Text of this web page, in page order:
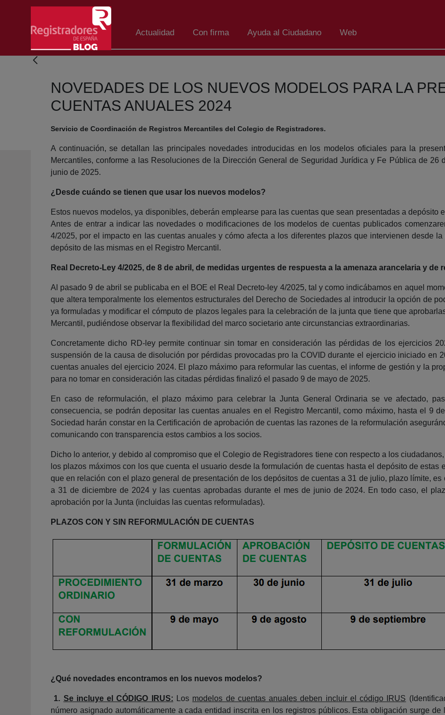
Eduki nagusira joan
Actualidad Con firma Ayuda al Ciudadano Web
NOVEDADES DE LOS NUEVOS MODELOS PARA LA
CUENTAS ANUALES 2024
Servicio de Coordinación de Registros Mercantiles del Colegio de Registradores.
A continuación, se detallan las principales novedades introducidas en los modelos oficiales para la
Mercantiles, conforme a las Resoluciones de la Dirección General de Seguridad Jurídica y Fe Pública de 26
junio de 2025.
¿Desde cuándo se tienen que usar los nuevos modelos?
Estos nuevos modelos, ya disponibles, deberán emplearse para las cuentas que sean presentadas a depósito
Antes de entrar a indicar las novedades o modificaciones de los modelos de cuentas publicados
4/2025, por el impacto en las cuentas anuales y cómo afecta a los diferentes plazos que intervienen desde
depósito de las mismas en el Registro Mercantil.
Real Decreto-Ley 4/2025, de 8 de abril, de medidas urgentes de respuesta a la amenaza arancelaria y de
Al pasado 9 de abril se publicaba en el BOE el Real Decreto-ley 4/2025, tal y como indicábamos en aquel
que altera temporalmente los elementos estructurales del Derecho de Sociedades al introducir la opción de
ya formuladas y modificar el cómputo de plazos legales para la celebración de la junta que tiene que
Mercantil, pudiéndose observar la flexibilidad del marco societario ante circunstancias extraordinarias.
Concretamente dicho RD-ley permite continuar sin tomar en consideración las pérdidas de los ejercicios
suspensión de la causa de disolución por pérdidas provocadas pro la COVID durante el ejercicio iniciado en
cuentas anuales del ejercicio 2024. El plazo máximo para reformular las cuentas, el informe de gestión y la
para no tomar en consideración las citadas pérdidas finalizó el pasado 9 de mayo de 2025.
En caso de reformulación, el plazo máximo para celebrar la Junta General Ordinaria se ve afectado,
consecuencia, se podrán depositar las cuentas anuales en el Registro Mercantil, como máximo, hasta el 9
Sociedad harán constar en la Certificación de aprobación de cuentas las razones de la reformulación
comunicando con transparencia estos cambios a los socios.
Dicho lo anterior, y debido al compromiso que el Colegio de Registradores tiene con respecto a los
los plazos máximos con los que cuenta el usuario desde la formulación de cuentas hasta el depósito de estas
que en relación con el plazo general de presentación de los depósitos de cuentas a 31 de julio, plazo límite,
a 31 de diciembre de 2024 y las cuentas aprobadas durante el mes de junio de 2024. En todo caso, el
aprobación por la Junta (incluidas las cuentas reformuladas).
PLAZOS CON Y SIN REFORMULACIÓN DE CUENTAS
¿Qué novedades encontramos en los nuevos modelos?
1. Se incluye el CÓDIGO IRUS: Los modelos de cuentas anuales deben incluir el código IRUS
número asignado automáticamente a cada entidad inscrita en los registros públicos. Esta obligación surge